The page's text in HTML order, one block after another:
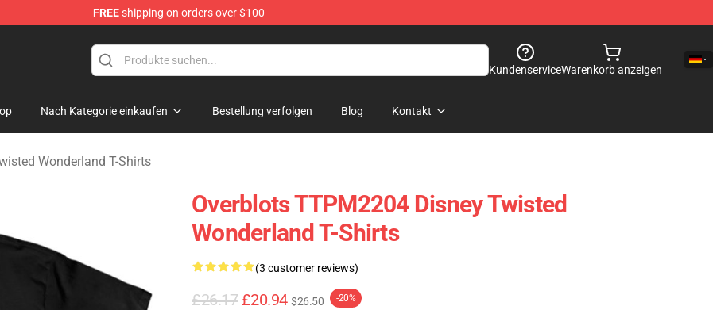
FREEshipping on orders over $100
KundenserviceWarenkorb anzeigen
Nach Kategorie einkaufen Bestellung verfolgen Blog Kontakt
Wonderland T-Shirts
Overblots TTPM2204 Disney Twisted
Wonderland T-Shirts
(3 customer reviews)
£26.17 £20.94 $26.50 -20%